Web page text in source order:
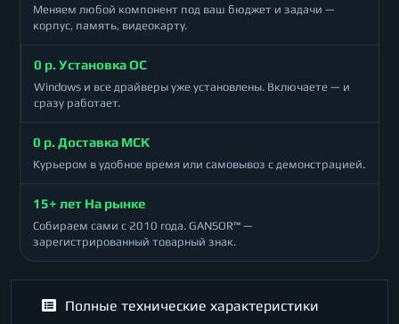
Меняем любой компонент под ваш бюджет и задачи —
корпус, память, видеокарту.
0 р. Установка ОС
Windows и все драйверы уже установлены. Включаете — и
сразу работает.
0 р. Доставка МСК
Курьером в удобное время или самовывоз с демонстрацией.
15+ лет На рынке
Собираем сами с 2010 года. GANSOR™ —
зарегистрированный товарный знак.
Полные технические характеристики